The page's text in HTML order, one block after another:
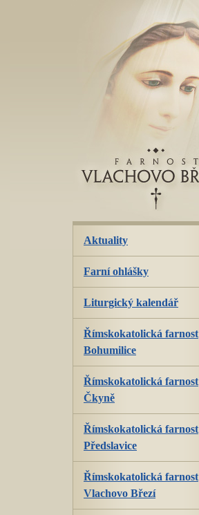
Aktuality
Farní ohlášky
Liturgický kalendář
Římskokatolická farnost
Bohumilice
Římskokatolická farnost
Čkyně
Římskokatolická farnost
Předslavice
Římskokatolická farnost
Vlachovo Březí